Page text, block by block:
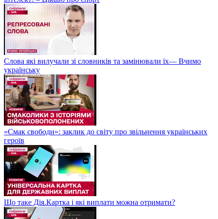
Слова які вилучали зі словників та замінювали їх— Вчимо
українську
«Смак свободи»: заклик до світу про звільнення українських
героїв
Що таке Дія.Картка і які виплати можна отримати?